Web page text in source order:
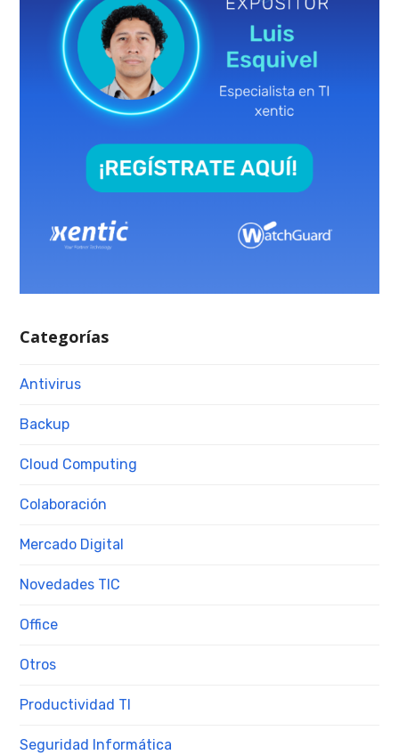
Categorías
Antivirus
Backup
Cloud Computing
Colaboración
Mercado Digital
Novedades TIC
Office
Otros
Productividad TI
Seguridad Informática